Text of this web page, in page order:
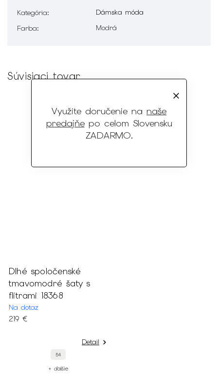
Využite doručenie na naše
predajňepo celom Slovensku
ZADARMO.
Kategória:
Dámska móda
Farba: Modrá
Súvisiaci tovar
Dlhé spoločenské
tmavomodré šaty s
flitrami 18368
Na dotaz
219 €
Detail
54
+ ďalšie